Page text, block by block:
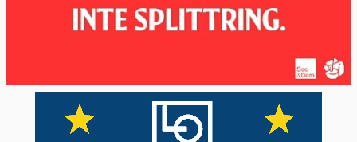
Vart femte år tillsätts en ny kommission av
Europaparlamentet. Den nuvarande
kommissionen där Ursula von der Leyen är
ordförande sitter till den 31 oktober 2029.
När en ny kommission ska väljas föreslår
medlemsländerna sina egna kandidater. När